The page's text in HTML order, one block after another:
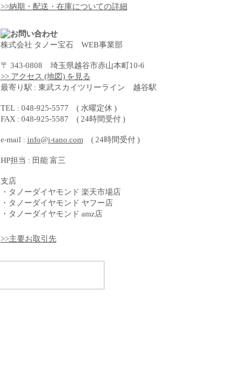
>>納期・配送・在庫についての詳細
株式会社 タノー宝石 WEB事業部
〒 343-0808 埼玉県越谷市赤山本町10-6
>> アクセス (地図) を見る
最寄り駅 : 東武スカイツリーライン 越谷駅
TEL : 048-925-5577 ( 水曜定休 )
FAX : 048-925-5587 ( 24時間受付 )
e-mail : info@j-tano.com( 24時間受付 )
HP担当 : 田能 富三
支店
・タノーダイヤモンド 楽天市場店
・タノーダイヤモンド ヤフー店
・タノーダイヤモンド amz店
>>主要お取引先